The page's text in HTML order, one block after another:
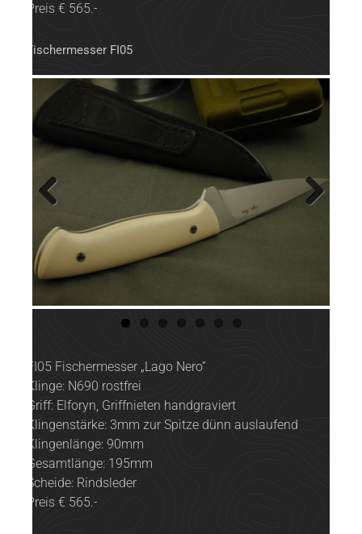
Preis € 565.-
Fischermesser FI05
ous
FI05 Fischermesser „Lago Nero”
Klinge: N690 rostfrei
Griff: Elforyn, Griffnieten handgraviert
Klingenstärke: 3mm zur Spitze dünn auslaufend
Klingenlänge: 90mm
Gesamtlänge: 195mm
Scheide: Rindsleder
Preis € 565.-